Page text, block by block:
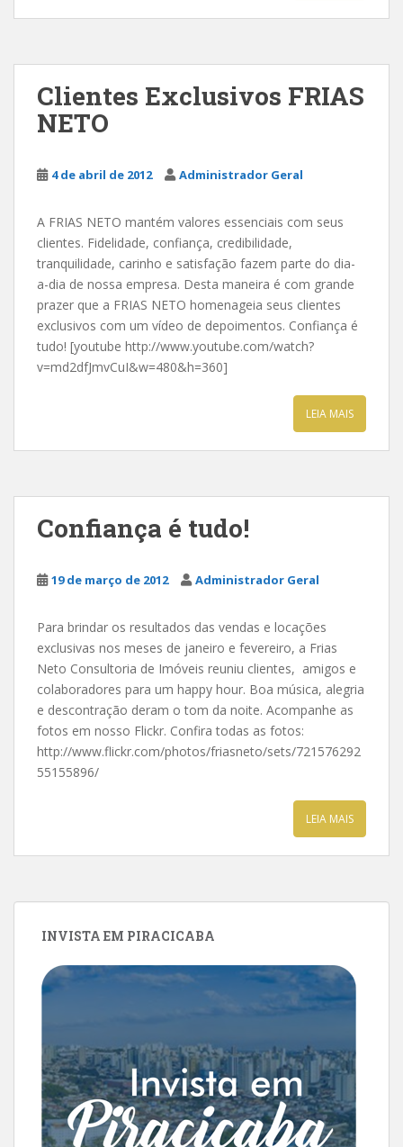
Clientes Exclusivos FRIAS
NETO
4 de abril de 2012 Administrador Geral
A FRIAS NETO mantém valores essenciais com seus
clientes. Fidelidade, confiança, credibilidade,
tranquilidade, carinho e satisfação fazem parte do dia-
a-dia de nossa empresa. Desta maneira é com grande
prazer que a FRIAS NETO homenageia seus clientes
exclusivos com um vídeo de depoimentos. Confiança é
tudo! [youtube http://www.youtube.com/watch?
v=md2dfJmvCuI&w=480&h=360]
LEIA MAIS
Confiança é tudo!
19 de março de 2012 Administrador Geral
Para brindar os resultados das vendas e locações
exclusivas nos meses de janeiro e fevereiro, a Frias
Neto Consultoria de Imóveis reuniu clientes, amigos e
colaboradores para um happy hour. Boa música, alegria
e descontração deram o tom da noite. Acompanhe as
fotos em nosso Flickr. Confira todas as fotos:
http://www.flickr.com/photos/friasneto/sets/721576292
55155896/
LEIA MAIS
INVISTA EM PIRACICABA